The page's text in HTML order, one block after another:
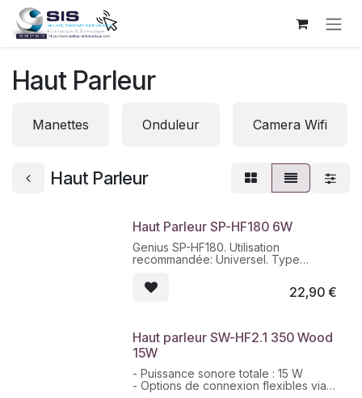
Se rendre au contenu
Haut Parleur
Manettes Onduleur Camera Wifi
Haut Parleur
Haut Parleur SP-HF180 6W
Genius SP-HF180. Utilisation
recommandée: Universel. Type
sortie audio: 2.0 canaux, Nombre de
lecteurs: 2. Technologie de
Ohm. Couleur du produit: Noir, Bois
22,90€
Haut parleur SW-HF2.1 350 Wood
15W
- Puissance sonore totale : 15 W
- Options de connexion flexibles via